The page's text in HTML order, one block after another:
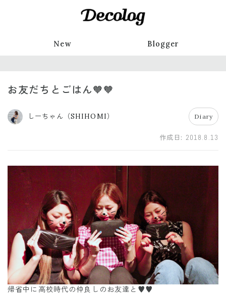
New Blogger
お友だちとごはん🧡🧡
しーちゃん（SHIHOMI） Diary
作成日: 2018.8.13
帰省中に高校時代の仲良しのお友達と♥️♥️